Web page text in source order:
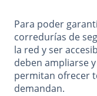
Para poder
corredurías de
la red y ser
deben ampliarse
permitan ofrecer
demandan.